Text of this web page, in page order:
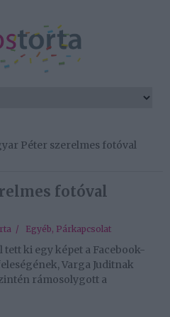
Péter szerelmes fotóval
fotóval
/ Egyéb, Párkapcsolat
ki egy képet a Facebook-
Varga Juditnak
rámosolygott a